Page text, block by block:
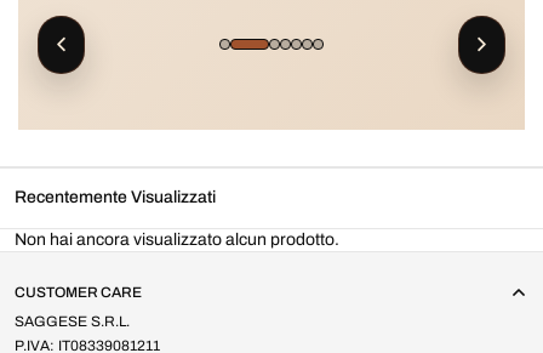
Recentemente Visualizzati
Non hai ancora visualizzato alcun prodotto.
CUSTOMER CARE
SAGGESE S.R.L.
P.IVA: IT08339081211